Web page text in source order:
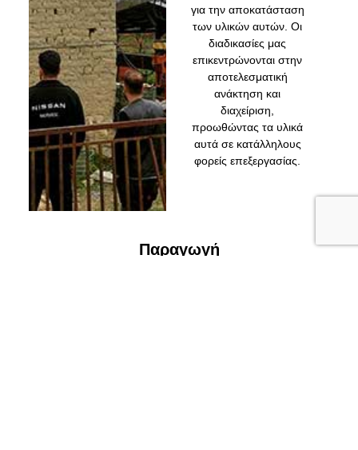
για την αποκατάσταση
των υλικών αυτών. Οι
διαδικασίες μας
επικεντρώνονται στην
αποτελεσματική
ανάκτηση και
διαχείριση,
προωθώντας τα υλικά
αυτά σε κατάλληλους
φορείς επεξεργασίας.
Παραγωγή